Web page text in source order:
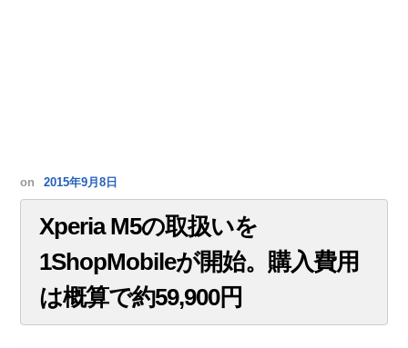
on 2015年9月8日
Xperia M5の取扱いを
1ShopMobileが開始。購入費用
は概算で約59,900円